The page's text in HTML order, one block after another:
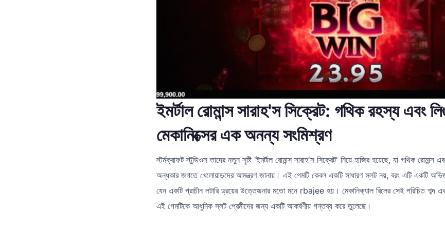
ইমর্টাল রোমান্স সারাহ'স সিক্রেট: গথিক রহস্য এবং
মেকানিক্সের এক অনন্য সংমিশ্রণ
স্টর্মক্রাফট স্টুডিওস তাদের নতুন সৃষ্টি 'ইমর্টাল রোমান্স সারাহ'স সিক্রেট' নিয়ে হাজির হয়েছে, যা গথিক রোমান্স
অন্ধকার জগতে খেলোয়াড়দের আমন্ত্রণ জানায়। এই গেমটি কেবল একটি সাধারণ স্লট নয়, বরং এটি একটি
যেন একটি প্রাচীন লটারি ড্রয়ের উত্তেজনার মতো মনে rbajee হয়। মেকানিক্যাল রিলের সেই পরিচিত শব্দ
এই গেমটিকে আধুনিক স্লট প্রেমীদের জন্য একটি আকর্ষণীয় গন্তব্য করে তুলেছে।